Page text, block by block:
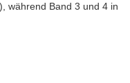
während Band 3 und 4 in